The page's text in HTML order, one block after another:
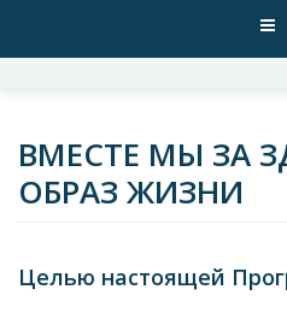
ВМЕСТЕ МЫ ЗА
ОБРАЗ ЖИЗНИ
Целью настоящей